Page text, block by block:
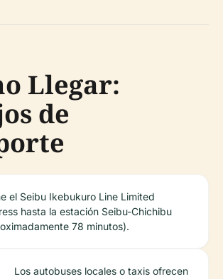
Llegar:
de
el Seibu Ikebukuro Line Limited
hasta la estación Seibu-Chichibu
78 minutos).
Los autobuses locales o taxis ofrecen